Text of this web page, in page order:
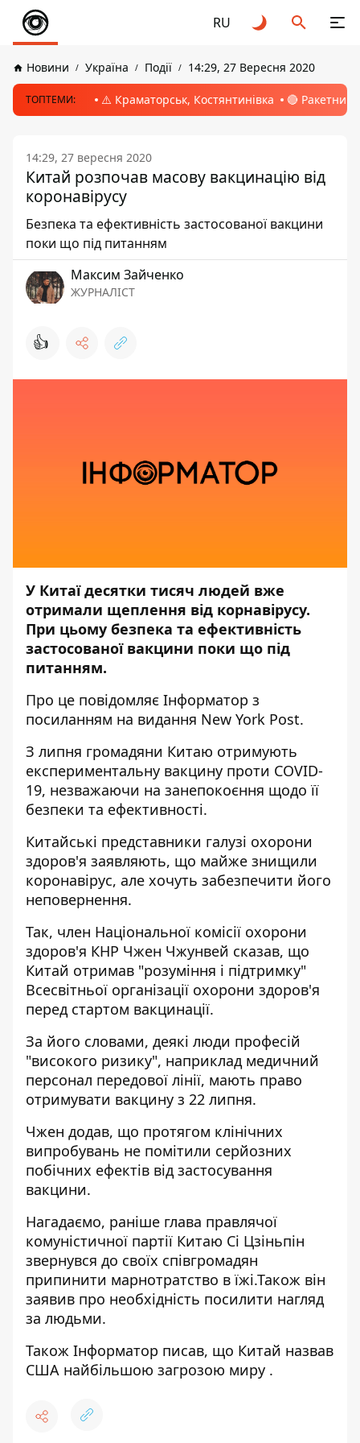
RU
Новини Україна Події 14:29, 27 Вересня 2020
ТОПТЕМИ: ⚠️ Краматорськ, Костянтинівка 🔴 Ракетний
14:29, 27 вересня 2020
Китай розпочав масову вакцинацію від
коронавірусу
Безпека та ефективність застосованої вакцини
поки що під питанням
Максим Зайченко
ЖУРНАЛІСТ
👍
У Китаї десятки тисяч людей вже
отримали щеплення від корнавірусу.
При цьому безпека та ефективність
застосованої вакцини поки що під
питанням.
Про це повідомляє Інформатор з
посиланням на видання New York Post.
З липня громадяни Китаю отримують
експериментальну вакцину проти COVID-
19, незважаючи на занепокоєння щодо її
безпеки та ефективності.
Китайські представники галузі охорони
здоров'я заявляють, що майже знищили
коронавірус, але хочуть забезпечити його
неповернення.
Так, член Національної комісії охорони
здоров'я КНР Чжен Чжунвей сказав, що
Китай отримав "розуміння і підтримку"
Всесвітньої організації охорони здоров'я
перед стартом вакцинації.
За його словами, деякі люди професій
"високого ризику", наприклад медичний
персонал передової лінії, мають право
отримувати вакцину з 22 липня.
Чжен додав, що протягом клінічних
випробувань не помітили серйозних
побічних ефектів від застосування
вакцини.
Нагадаємо, раніше глава правлячої
комуністичної партії Китаю Сі Цзіньпін
звернувся до своїх співгромадян
припинити марнотратство в їжі.Також він
заявив про необхідність посилити нагляд
за людьми.
Також Інформатор писав, що Китай назвав
США найбільшою загрозою миру .